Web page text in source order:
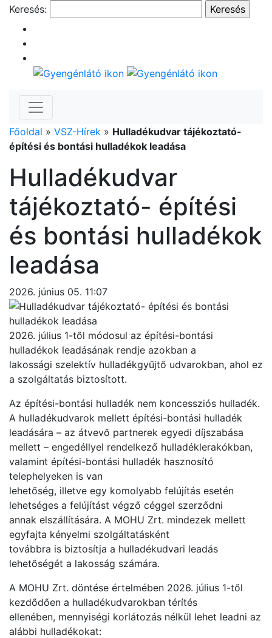
Keresés:
Főoldal » VSZ-Hírek » Hulladékudvar tájékoztató-
építési és bontási hulladékok leadása
Hulladékudvar
tájékoztató- építési
és bontási hulladékok
leadása
2026. június 05. 11:07
2026. július 1-től módosul az építési-bontási
hulladékok leadásának rendje azokban a
lakossági szelektív hulladékgyűjtő udvarokban, ahol ez
a szolgáltatás biztosított.
Az építési-bontási hulladék nem koncessziós hulladék.
A hulladékudvarok mellett építési-bontási hulladék
leadására – az átvevő partnerek egyedi díjszabása
mellett – engedéllyel rendelkező hulladéklerakókban,
valamint építési-bontási hulladék hasznosító
telephelyeken is van
lehetőség, illetve egy komolyabb felújítás esetén
lehetséges a felújítást végző céggel szerződni
annak elszállítására. A MOHU Zrt. mindezek mellett
egyfajta kényelmi szolgáltatásként
továbbra is biztosítja a hulladékudvari leadás
lehetőségét a lakosság számára.
A MOHU Zrt. döntése értelmében 2026. július 1-től
kezdődően a hulladékudvarokban térítés
ellenében, mennyiségi korlátozás nélkül lehet leadni az
alábbi hulladékokat: